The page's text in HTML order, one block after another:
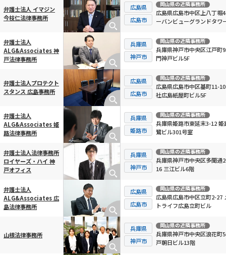
弁護士法人 イマジン
今枝仁法律事務所
広島県
広島市
岡山県の近隣事務所
広島県広島市中区上八丁堀
ーバンビューグランドタワ
弁護士法人
ALG&Associates 神
戸法律事務所
兵庫県
神戸市
岡山県の近隣事務所
兵庫県神戸市中央区江戸町
門神戸ビル5F
弁護士法人プロテクト
スタンス 広島事務所
広島県
広島市
岡山県の近隣事務所
広島県広島市中区基町11-
社広島紙屋町ビル5F
弁護士法人
ALG&Associates 姫
路法律事務所
兵庫県
姫路市
岡山県の近隣事務所
兵庫県姫路市東延末3-12 姫
鷺ビル301号室
弁護士法人法律事務所
ロイヤーズ・ハイ 神
戸オフィス
兵庫県
神戸市
岡山県の近隣事務所
兵庫県神戸市中央区多聞通
16 三江ビル6階
弁護士法人
ALG&Associates 広
島法律事務所
広島県
広島市
岡山県の近隣事務所
広島県広島市中区立町2-27
トライフ広島立町ビル
山根法律事務所
兵庫県
神戸市
岡山県の近隣事務所
兵庫県神戸市中央区浪花町
戸朝日ビル13階